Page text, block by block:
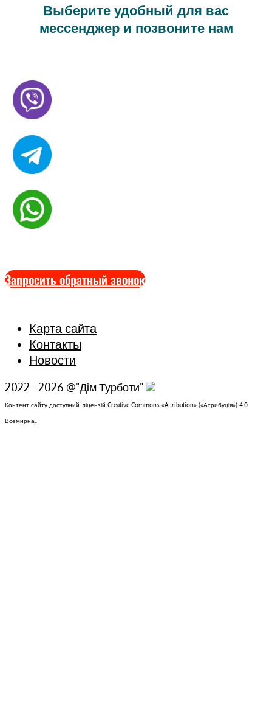
Выберите удобный для вас
мессенджер и позвоните нам
Запросить обратный звонок
Карта сайта
Контакты
Новости
2022 - 2026 @"Дім Турботи"
Контент сайту доступний ліцензій Creative Commons «Attribution» («Атрибуція») 4.0
Всемирна